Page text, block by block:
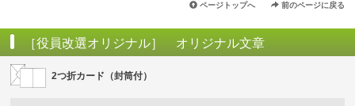
ページトップへ 前のページに戻る
［役員改選オリジナル］ オリジナル文章
2つ折カード（封筒付）